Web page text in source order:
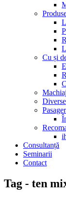
Cu și
Machiaj
Diverse
Consultanță
Seminarii
Contact
Tag - ten